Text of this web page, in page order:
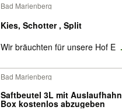
Bad Marienberg
Kies, Schotter , Split
Wir bräuchten für unsere Hof E
Bad Marienberg
Saftbeutel 3L mit
Box kostenlos abzugeben